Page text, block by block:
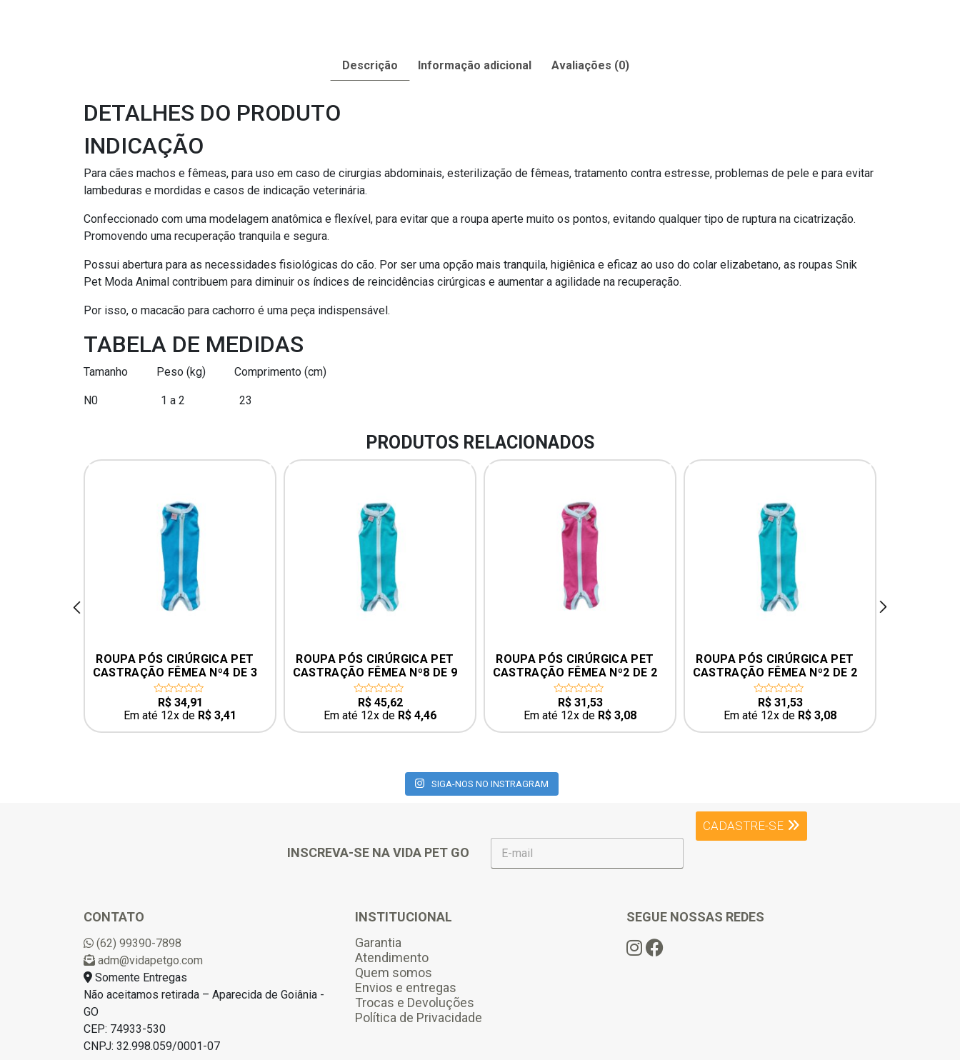
Descrição Informação adicional Avaliações (0)
DETALHES DO PRODUTO
INDICAÇÃO
Para cães machos e fêmeas, para uso em caso de cirurgias abdominais, esterilização de fêmeas, tratamento contra estresse, problemas de pele e para evitar
lambeduras e mordidas e casos de indicação veterinária.
Confeccionado com uma modelagem anatômica e flexível, para evitar que a roupa aperte muito os pontos, evitando qualquer tipo de ruptura na cicatrização.
Promovendo uma recuperação tranquila e segura.
Possui abertura para as necessidades fisiológicas do cão. Por ser uma opção mais tranquila, higiênica e eficaz ao uso do colar elizabetano, as roupas Snik
Pet Moda Animal contribuem para diminuir os índices de reincidências cirúrgicas e aumentar a agilidade na recuperação.
Por isso, o macacão para cachorro é uma peça indispensável.
TABELA DE MEDIDAS
Tamanho Peso (kg) Comprimento (cm)
N0 1 a 2 23
PRODUTOS RELACIONADOS
ROUPA PÓS CIRÚRGICA PET
CASTRAÇÃO FÊMEA Nº4 DE 3
A 6KG – COR AZUL
0
out
of
5
R$34,91
Em até 12x de R$ 3,41
ROUPA PÓS CIRÚRGICA PET
CASTRAÇÃO FÊMEA Nº8 DE 9
A 12KG – COR VERDE
0
out
of
5
R$45,62
Em até 12x de R$ 4,46
ROUPA PÓS CIRÚRGICA PET
CASTRAÇÃO FÊMEA Nº2 DE 2
A 3KG – COR ROSA
0
out
of
5
R$31,53
Em até 12x de R$ 3,08
ROUPA PÓS CIRÚRGICA PET
CASTRAÇÃO FÊMEA Nº2 DE 2
A 3KG – COR VERDE
0
out
of
5
R$31,53
Em até 12x de R$ 3,08
prev
next
SIGA-NOS NO INSTRAGRAM
INSCREVA-SE NA VIDA PET GO
E
m
CADASTRE-SE
CONTATO
(62) 99390-7898
adm@vidapetgo.com
Somente Entregas
Não aceitamos retirada – Aparecida de Goiânia -
GO
CEP: 74933-530
CNPJ: 32.998.059/0001-07
INSTITUCIONAL
Garantia
Atendimento
Quem somos
Envios e entregas
Trocas e Devoluções
Política de Privacidade
SEGUE NOSSAS REDES